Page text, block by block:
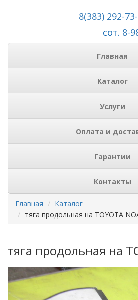
8(383) 292-
сот. 8-
Главная
Каталог
Услуги
Оплата и
Гарантии
Контакты
Главная
Каталог
тяга продольная на TOYOTA
тяга продольная на